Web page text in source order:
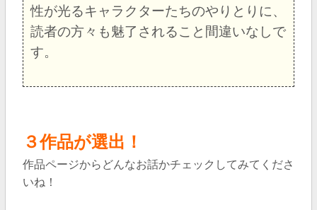
性が光るキャラクターたちのやりとりに、
読者の方々も魅了されること間違いなしで
す。
３作品が選出！
作品ページからどんなお話かチェックしてみてくださ
いね！